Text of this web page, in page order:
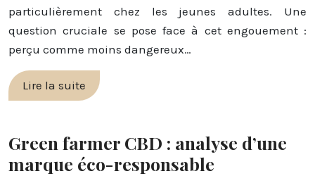
particulièrement chez les jeunes adultes. Une
question cruciale se pose face à cet engouement :
perçu comme moins dangereux…
Lire la suite
Green farmer CBD : analyse d’une
marque éco-responsable